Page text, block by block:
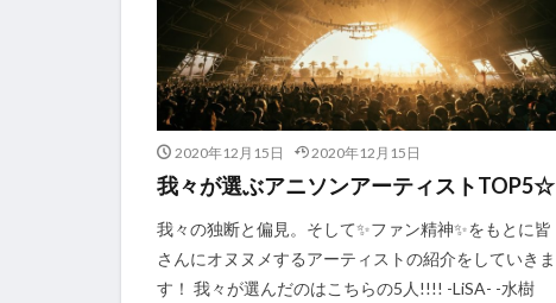
2020年12月15日 2020年12月15日
我々が選ぶアニソンアーティストTOP5☆
我々の独断と偏見。そして✨ファン精神✨をもとに皆
さんにオヌヌメするアーティストの紹介をしていきま
す！ 我々が選んだのはこちらの5人!!!! -LiSA- -水樹